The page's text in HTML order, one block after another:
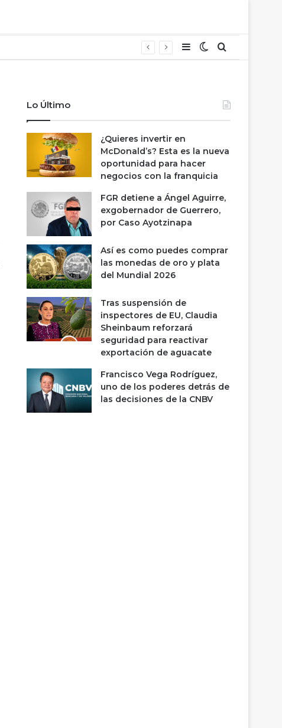
Barra lateral
Switch skin
Buscar
Lo Último
¿Quieres invertir en
McDonald’s? Esta es la nueva
oportunidad para hacer
negocios con la franquicia
FGR detiene a Ángel Aguirre,
exgobernador de Guerrero,
por Caso Ayotzinapa
Así es como puedes comprar
las monedas de oro y plata
del Mundial 2026
Tras suspensión de
inspectores de EU, Claudia
Sheinbaum reforzará
seguridad para reactivar
exportación de aguacate
Francisco Vega Rodríguez,
uno de los poderes detrás de
las decisiones de la CNBV